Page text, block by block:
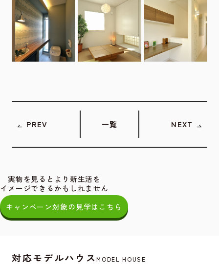
PREV 一覧 NEXT
実物を見るとより新生活を
イメージできるかもしれません
キャンペーン対象の見学はこちら
対応モデルハウスMODEL HOUSE